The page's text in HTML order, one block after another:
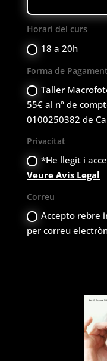
Horari del curs
18 a 20h
Forma de Pagament
Taller
55€ al nº de
0100250382 de
Privacitat
*He llegit i
Veure Avís Legal
Correu
Accepto rebre
per correu